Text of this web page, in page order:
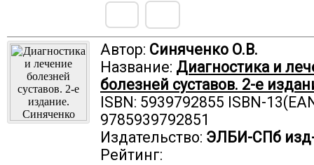
Автор: Синяченко О.В.
Название: Диагностика и
болезней суставов. 2-е
ISBN: 5939792855 ISBN-
9785939792851
Издательство: ЭЛБИ-СПб
Рейтинг: